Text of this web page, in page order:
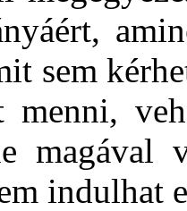
sem
indulhat